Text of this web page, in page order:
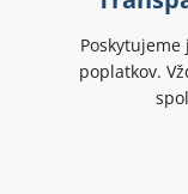
poplatkov.